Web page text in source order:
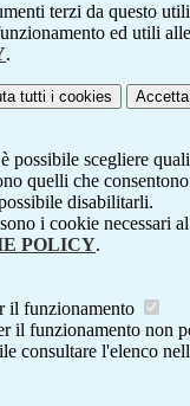
terzi da questo
ed utili
.
tutti i cookies
possibile scegliere
quelli che
disabilitarli.
i cookie necessari
POLICY.
il funzionamento
il funzionamento non
consultare l'elenco